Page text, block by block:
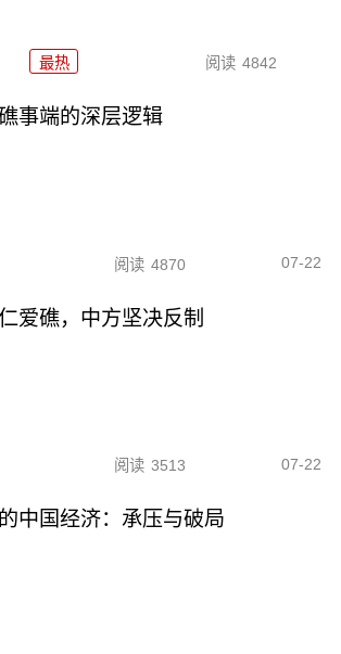
最热 阅读 4842
事端的深层逻辑
阅读 4870 07-22
爱礁，中方坚决反制
阅读 3513 07-22
中国经济：承压与破局